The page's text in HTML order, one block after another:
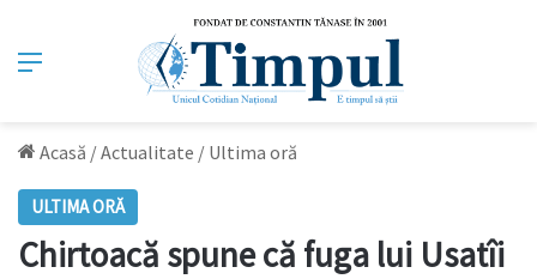
Meniu
Acasă /Actualitate / Ultima oră
ULTIMA ORĂ
Chirtoacă spune că fuga lui Usatîi